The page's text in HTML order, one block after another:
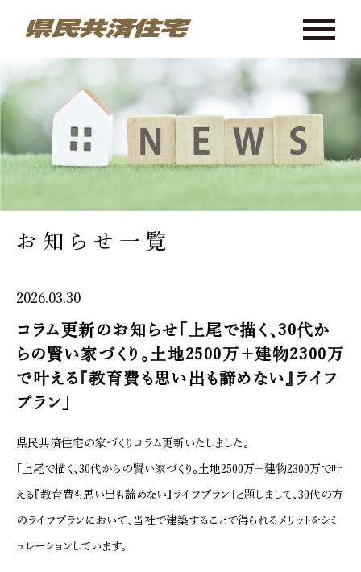
お知らせ一覧
2026.03.30
コラム更新のお知らせ「上尾で描く、30代か
らの賢い家づくり。土地2500万＋建物2300万
で叶える『教育費も思い出も諦めない』ライフ
プラン」
県民共済住宅の家づくりコラム更新いたしました。
「上尾で描く、30代からの賢い家づくり。土地2500万＋建物2300万で叶
える『教育費も思い出も諦めない』ライフプラン」と題しまして、30代の方
のライフプランにおいて、当社で建築することで得られるメリットをシミ
ュレーションしています。